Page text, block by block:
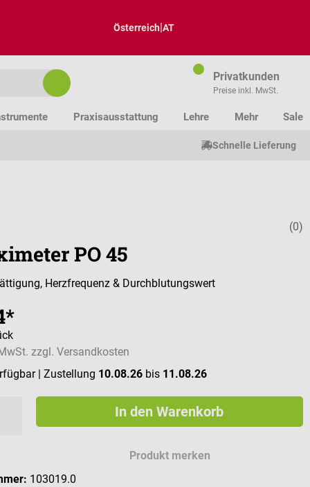
Österreich|AT
Privatkunden
Preise inkl. MwSt.
Praxisausstattung Lehre Mehr Sale
Schnelle Lieferung
(0)
PO 45
Herzfrequenz & Durchblutungswert
zzgl. Versandkosten
| Zustellung 10.08.26 bis 11.08.26
In den Warenkorb
Produkt merken
103019.0